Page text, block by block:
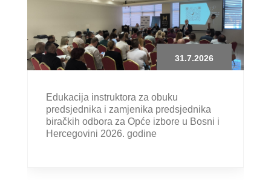
31.7.2026
Edukacija instruktora za obuku
predsjednika i zamjenika predsjednika
biračkih odbora za Opće izbore u Bosni i
Hercegovini 2026. godine